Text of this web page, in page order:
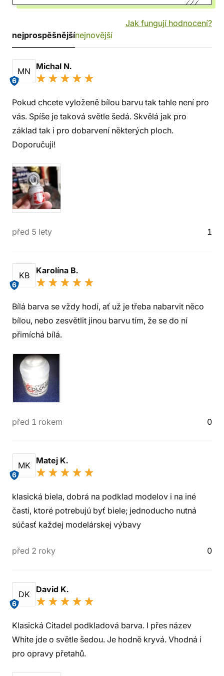
Jak fungují hodnocení?
nejprospěšnějšínejnovější
MN
6
Michal N.
Pokud chcete vyloženě bílou barvu tak tahle není pro
vás. Spíše je taková světle šedá. Skvělá jak pro
základ tak i pro dobarvení některých ploch.
Doporučuji!
před 5 lety 1
KB
6
Karolína B.
Bílá barva se vždy hodí, ať už je třeba nabarvit něco
bílou, nebo zesvětlit jinou barvu tím, že se do ní
přimíchá bílá.
před 1 rokem 0
MK
6
Matej K.
klasická biela, dobrá na podklad modelov i na iné
časti, ktoré potrebujú byť biele; jednoducho nutná
súčasť každej modelárskej výbavy
před 2 roky 0
DK
6
David K.
Klasická Citadel podkladová barva. I přes název
White jde o světle šedou. Je hodně kryvá. Vhodná i
pro opravy přetahů.